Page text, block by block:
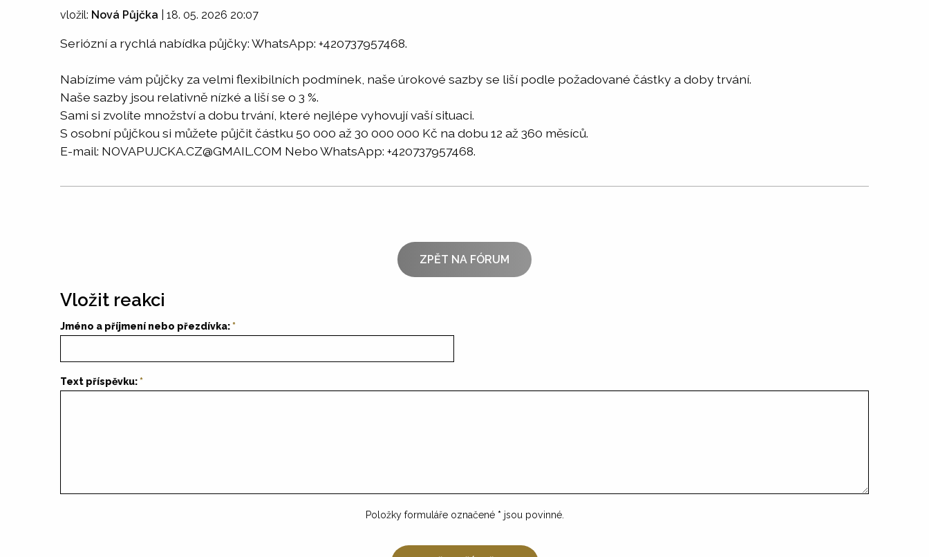
vložil: Nová Půjčka 18. 05. 2026 20:07
Seriózní a rychlá nabídka půjčky: WhatsApp: +420737957468.
Nabízíme vám půjčky za velmi flexibilních podmínek, naše úrokové sazby se liší podle požadované částky a doby trvání.
Naše sazby jsou relativně nízké a liší se o 3 %.
Sami si zvolíte množství a dobu trvání, které nejlépe vyhovují vaší situaci.
S osobní půjčkou si můžete půjčit částku 50 000 až 30 000 000 Kč na dobu 12 až 360 měsíců.
E-mail: NOVAPUJCKA.CZ@GMAIL.COM Nebo WhatsApp: +420737957468.
ZPĚT NA FÓRUM
Vložit reakci
Jméno a příjmení nebo přezdívka:
Text příspěvku:
Položky formuláře označené * jsou povinné.